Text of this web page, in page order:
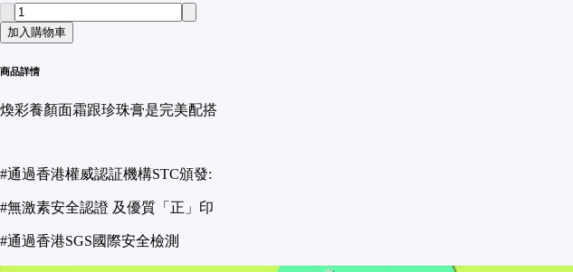
加入購物車
商品詳情
煥彩養顏面霜跟珍珠膏是完美配搭
#通過香港權威認証機構STC頒發:
#無激素安全認證 及優質「正」印
#通過香港SGS國際安全檢測